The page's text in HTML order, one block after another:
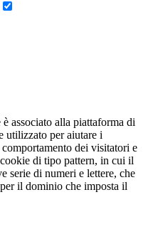
associato alla piattaforma di
utilizzato per aiutare i
dei visitatori e
di tipo pattern, in cui il
serie di numeri e lettere, che
il dominio che imposta il